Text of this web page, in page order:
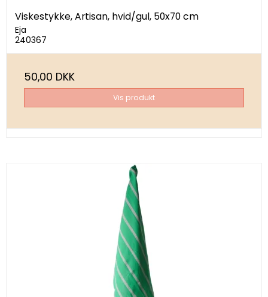
Viskestykke, Artisan, hvid/gul, 50x70 cm
Eja
240367
50,00 DKK
Vis produkt